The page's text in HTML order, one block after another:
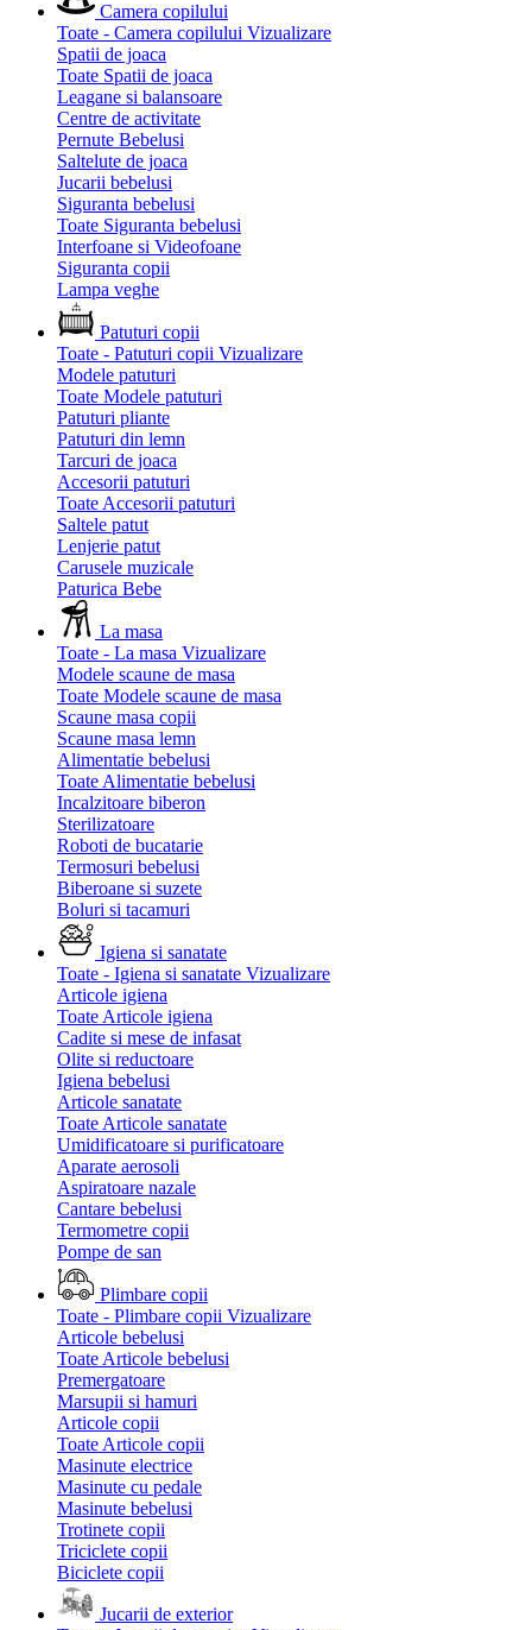
Camera copilului
Toate - Camera copilului Vizualizare
Spatii de joaca
Toate Spatii de joaca
Leagane si balansoare
Centre de activitate
Pernute Bebelusi
Saltelute de joaca
Jucarii bebelusi
Siguranta bebelusi
Toate Siguranta bebelusi
Interfoane si Videofoane
Siguranta copii
Lampa veghe
Patuturi copii
Toate - Patuturi copii Vizualizare
Modele patuturi
Toate Modele patuturi
Patuturi pliante
Patuturi din lemn
Tarcuri de joaca
Accesorii patuturi
Toate Accesorii patuturi
Saltele patut
Lenjerie patut
Carusele muzicale
Paturica Bebe
La masa
Toate - La masa Vizualizare
Modele scaune de masa
Toate Modele scaune de masa
Scaune masa copii
Scaune masa lemn
Alimentatie bebelusi
Toate Alimentatie bebelusi
Incalzitoare biberon
Sterilizatoare
Roboti de bucatarie
Termosuri bebelusi
Biberoane si suzete
Boluri si tacamuri
Igiena si sanatate
Toate - Igiena si sanatate Vizualizare
Articole igiena
Toate Articole igiena
Cadite si mese de infasat
Olite si reductoare
Igiena bebelusi
Articole sanatate
Toate Articole sanatate
Umidificatoare si purificatoare
Aparate aerosoli
Aspiratoare nazale
Cantare bebelusi
Termometre copii
Pompe de san
Plimbare copii
Toate - Plimbare copii Vizualizare
Articole bebelusi
Toate Articole bebelusi
Premergatoare
Marsupii si hamuri
Articole copii
Toate Articole copii
Masinute electrice
Masinute cu pedale
Masinute bebelusi
Trotinete copii
Triciclete copii
Biciclete copii
Jucarii de exterior